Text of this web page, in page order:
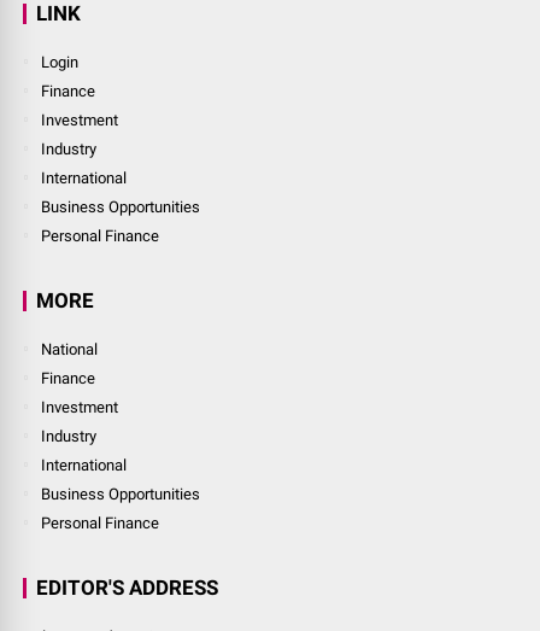
LINK
Login
Finance
Investment
Industry
International
Business Opportunities
Personal Finance
MORE
National
Finance
Investment
Industry
International
Business Opportunities
Personal Finance
EDITOR'S ADDRESS